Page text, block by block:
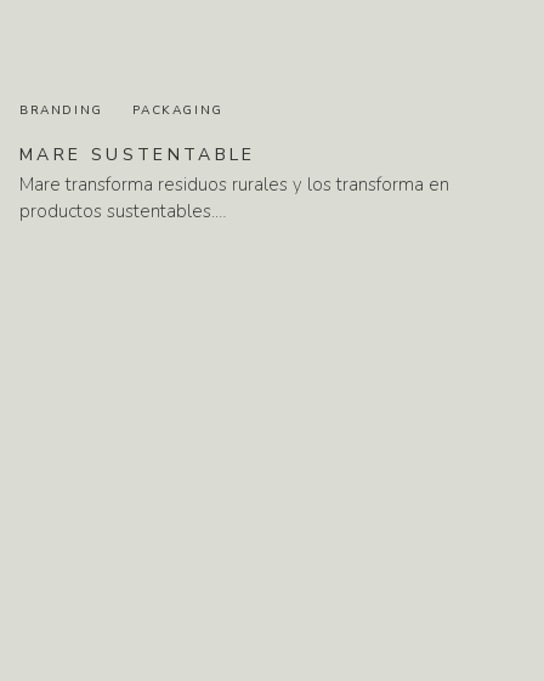
BRANDING PACKAGING
MARE SUSTENTABLE
Mare transforma residuos rurales y los transforma en
productos sustentables.…